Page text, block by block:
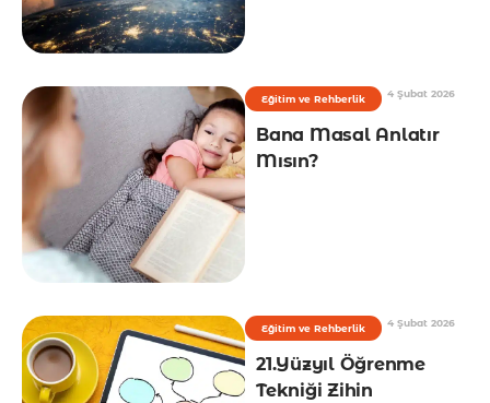
Eğitim ve Rehberlik 4 Şubat 2026
Bana Masal Anlatır
Mısın?
Eğitim ve Rehberlik 4 Şubat 2026
21.Yüzyıl Öğrenme
Tekniği Zihin